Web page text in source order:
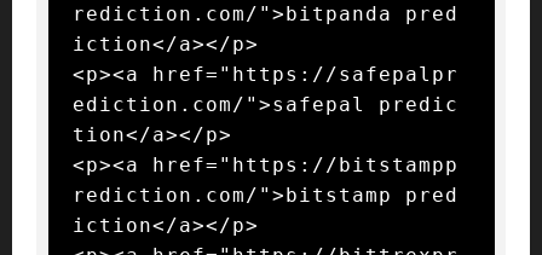
rediction.com/">bitpanda pred
iction</a></p>
<p><a href="https://safepalpr
ediction.com/">safepal predic
tion</a></p>
<p><a href="https://bitstampp
rediction.com/">bitstamp pred
iction</a></p>